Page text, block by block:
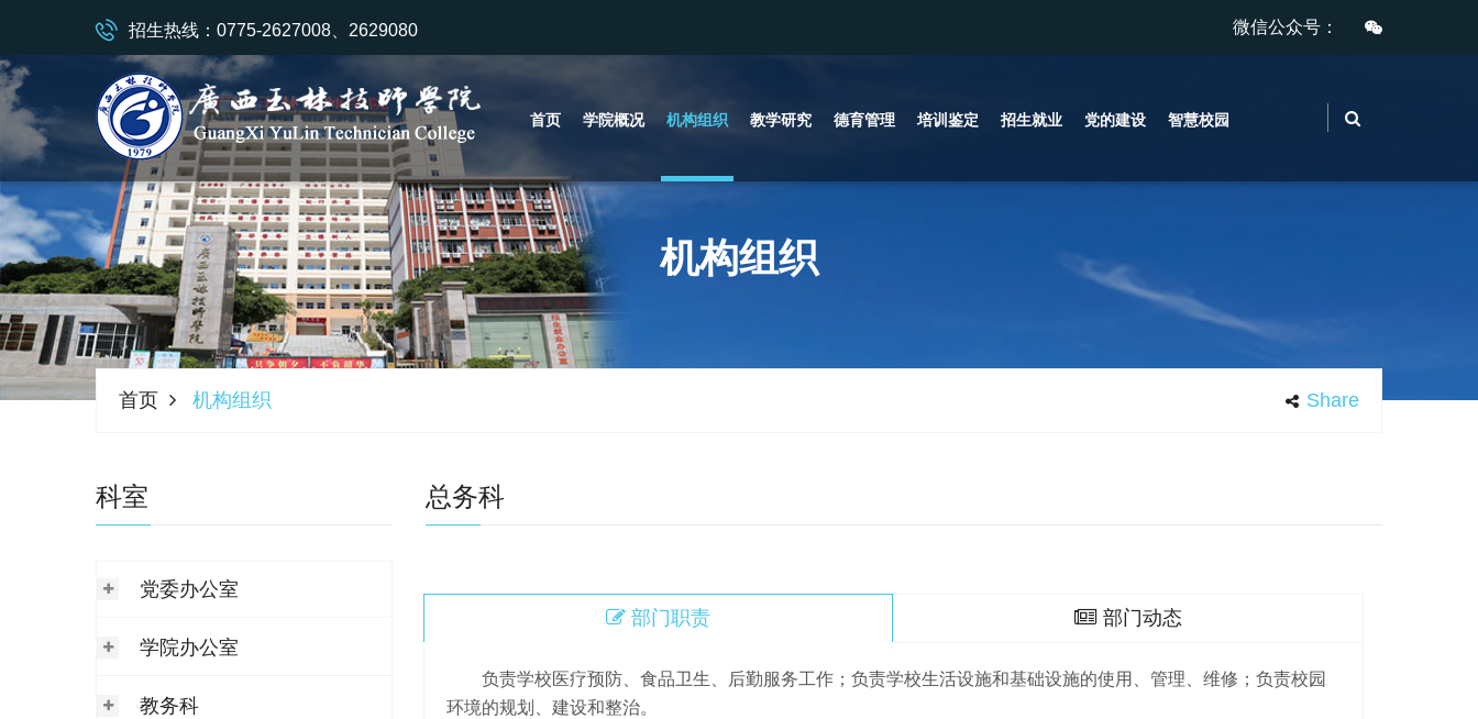
招生热线：0775-2627008、2629080 微信公众号：
首页 学院概况 机构组织 教学研究 德育管理 培训鉴定 招生就业 党的建设 智慧校园
机构组织
首页 机构组织 Share
科室
党委办公室
学院办公室
教务科
总务科
部门职责 部门动态
负责学校医疗预防、食品卫生、后勤服务工作；负责学校生活设施和基础设施的使用、管理、维修；负责校园
环境的规划、建设和整治。